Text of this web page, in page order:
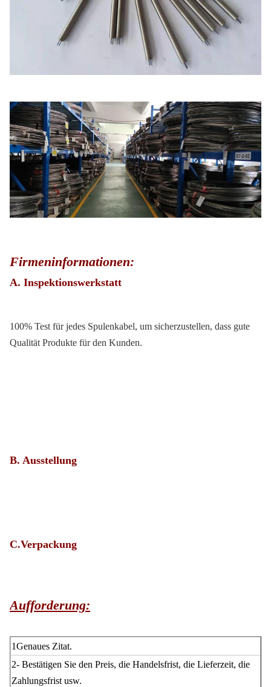
Firmeninformationen:
A. Inspektionswerkstatt
100% Test für jedes Spulenkabel, um sicherzustellen, dass gute
Qualität Produkte für den Kunden.
B. Ausstellung
C.Verpackung
Aufforderung:
1Genaues Zitat.
2- Bestätigen Sie den Preis, die Handelsfrist, die Lieferzeit, die
Zahlungsfrist usw.